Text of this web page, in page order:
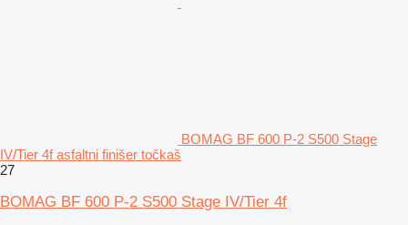
BOMAG BF 600 P-2 S500 Stage
IV/Tier 4f asfaltni finišer točkaš
27
BOMAG BF 600 P-2 S500 Stage IV/Tier 4f